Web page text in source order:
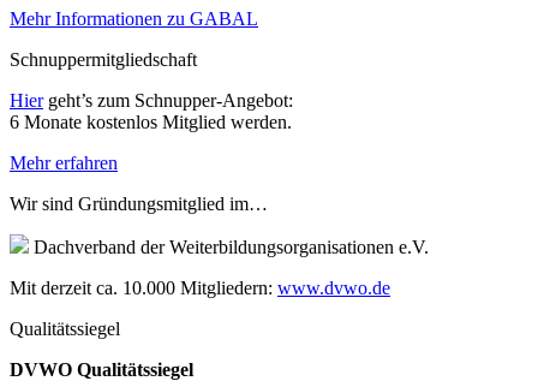
Mehr Informationen zu GABAL
Schnuppermitgliedschaft
Hiergeht’s zum Schnupper-Angebot:
6 Monate kostenlos Mitglied werden.
Mehr erfahren
Wir sind Gründungsmitglied im…
Dachverband der Weiterbildungsorganisationen e.V.
Mit derzeit ca. 10.000 Mitgliedern: www.dvwo.de
Qualitätssiegel
DVWO Qualitätssiegel